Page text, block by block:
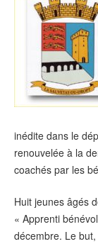
Contact
inédite dans le
renouvelée à la
coachés par les
Huit jeunes âgés
« Apprenti
décembre. Le